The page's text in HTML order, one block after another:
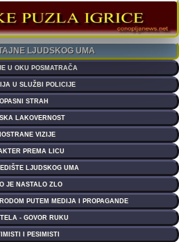
LJUDSKOG UMA
U OKU POSMATRAČA
U SLUŽBI POLICIJE
OPASNI STRAH
LAKOVERNOST
VIZIJE
PREMA LICU
LJUDSKOG UMA
JE NASTALO ZLO
PUTEM MEDIJA I PROPAGANDE
- GOVOR RUKU
I PESIMISTI